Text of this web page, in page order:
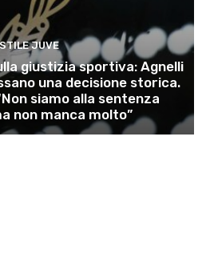
STILE JUVE
giustizia sportiva: Agnelli
una decisione storica.
siamo alla sentenza
non manca molto”